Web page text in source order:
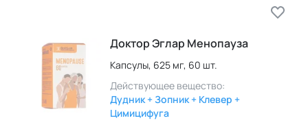
Доктор Эглар Менопауза
Капсулы, 625 мг, 60 шт.
Действующее вещество:
Дудник + Зопник + Клевер +
Цимицифуга